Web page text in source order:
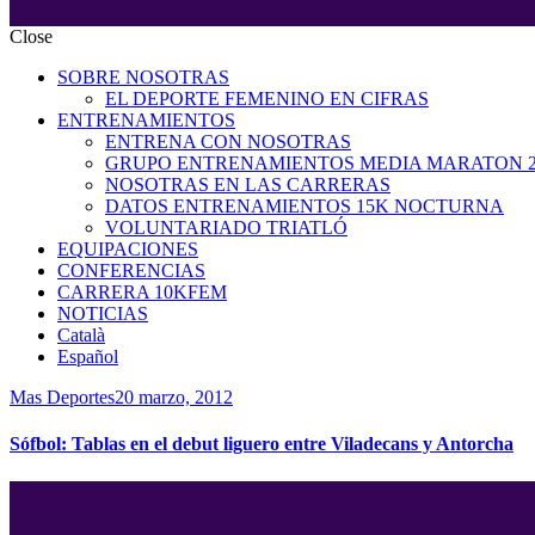
Close
SOBRE NOSOTRAS
EL DEPORTE FEMENINO EN CIFRAS
ENTRENAMIENTOS
ENTRENA CON NOSOTRAS
GRUPO ENTRENAMIENTOS MEDIA MARATON
NOSOTRAS EN LAS CARRERAS
DATOS ENTRENAMIENTOS 15K NOCTURNA
VOLUNTARIADO TRIATLÓ
EQUIPACIONES
CONFERENCIAS
CARRERA 10KFEM
NOTICIAS
Català
Español
Mas Deportes20 marzo, 2012
Sófbol: Tablas en el debut liguero entre Viladecans y Antorcha